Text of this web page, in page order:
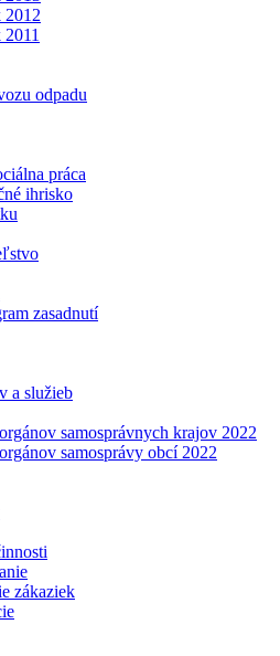
2012
odpadu
práca
ihrisko
zasadnutí
a služieb
samosprávnych krajov 2022
samosprávy obcí 2022
zákaziek